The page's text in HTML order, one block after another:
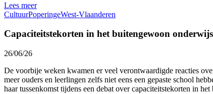
Lees meer
CultuurPoperingeWest-Vlaanderen
Capaciteitstekorten in het buitengewoon
26/06/26
De voorbije weken kwamen er veel verontwaardigde reacties
meer ouders en leerlingen zelfs niet eens een gepaste school
haar tussenkomst tijdens een debat over capaciteitstekorten in